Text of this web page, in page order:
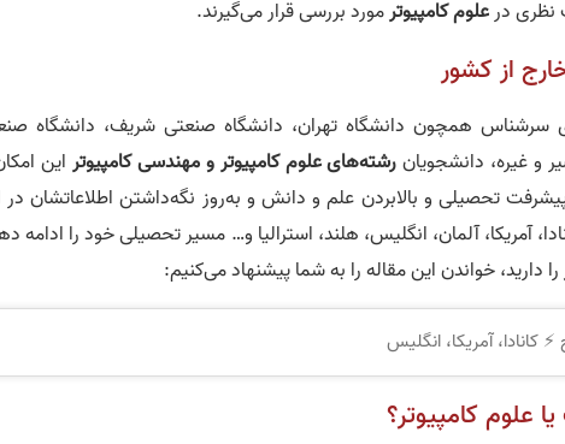
درعلوم کامپیوترمورد بررسی قرار می‌گیرند.
از کشور
سرشناس همچون دانشگاه تهران، دانشگاه صنعتی شریف، دانشگاه
و غیره، دانشجویانرشته‌های علوم کامپیوتر و مهندسی کامپیوتر این
تحصیلی و بالابردن علم و دانش و به‌روز نگه‌داشتن اطلاعاتشان در
آمریکا، آلمان، انگلیس، هلند، استرالیا و… مسیر تحصیلی خود را ادامه
را دارید، خواندن این مقاله را به شما پیشنهاد می‌کنیم:
کانادا، آمریکا، انگلیس
علوم کامپیوتر؟